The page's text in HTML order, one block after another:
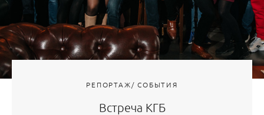
РЕПОРТАЖ/ СОБЫТИЯ
Встреча КГБ